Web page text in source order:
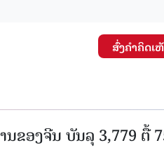
ສົ່ງຄໍາຄິດເ
ນຂອງຈີນ ບັນລຸ 3,779 ຕື້